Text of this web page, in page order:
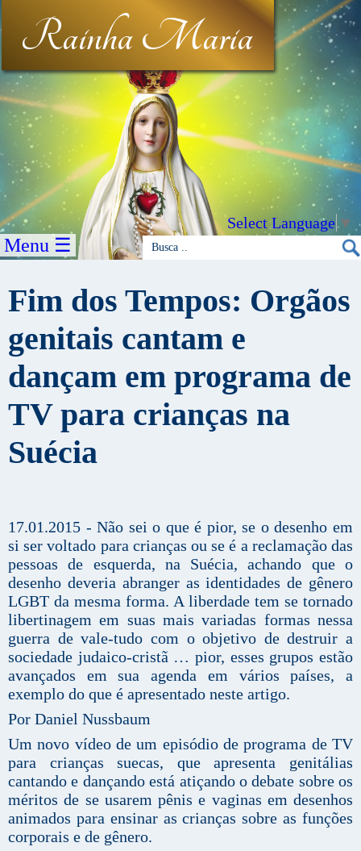
Rainha Maria
Select Language▼
Menu ☰
Fim dos Tempos: Orgãos
genitais cantam e
dançam em programa de
TV para crianças na
Suécia
17.01.2015 - Não sei o que é pior, se o desenho em
si ser voltado para crianças ou se é a reclamação das
pessoas de esquerda, na Suécia, achando que o
desenho deveria abranger as identidades de gênero
LGBT da mesma forma. A liberdade tem se tornado
libertinagem em suas mais variadas formas nessa
guerra de vale-tudo com o objetivo de destruir a
sociedade judaico-cristã … pior, esses grupos estão
avançados em sua agenda em vários países, a
exemplo do que é apresentado neste artigo.
Por Daniel Nussbaum
Um novo vídeo de um episódio de programa de TV
para crianças suecas, que apresenta genitálias
cantando e dançando está atiçando o debate sobre os
méritos de se usarem pênis e vaginas em desenhos
animados para ensinar as crianças sobre as funções
corporais e de gênero.